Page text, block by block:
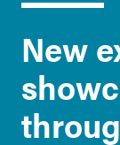
New